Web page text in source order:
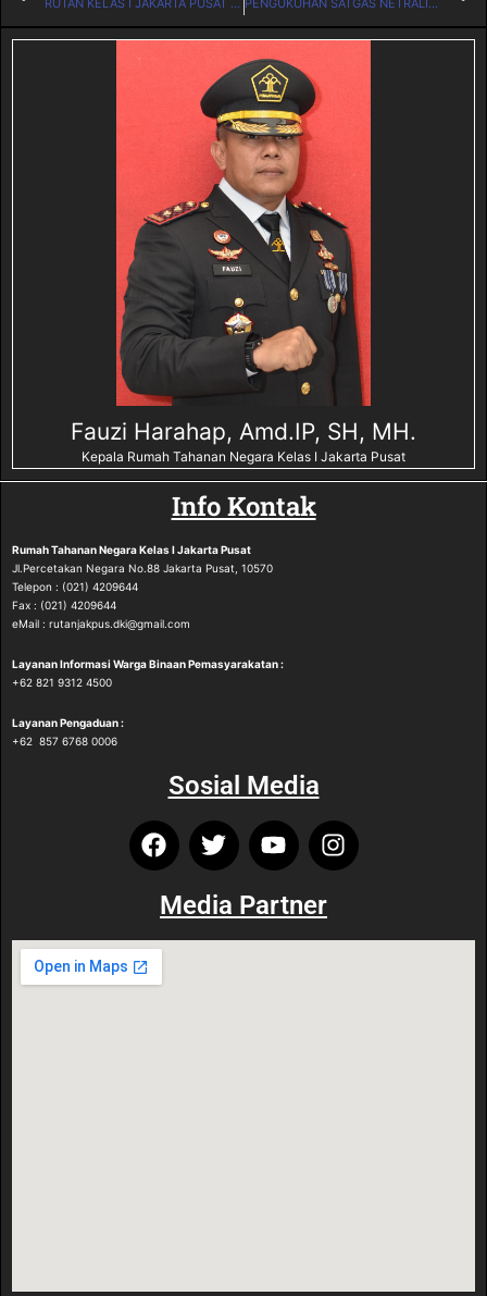
RUTAN KELAS I JAKARTA PUSAT MENGHADIRI PEMBUKAAN KEGIATAN REKONSILIASI DAN PEMUTAKHIRAN DATA LAPORAN KEUANGAN DAN BMN SEMESTER II TA 2023 PENGUKUHAN SATGAS NETRALITAS ASN DAN PPNPN DI LINGKUNGAN RUTAN KELAS I JAKARTA PUSAT
Fauzi Harahap, Amd.IP, SH, MH.
Kepala Rumah Tahanan Negara Kelas I Jakarta Pusat
Info Kontak
Rumah Tahanan NegaraKelas I Jakarta Pusat
Jl.Percetakan Negara No.88 Jakarta Pusat, 10570
Telepon : (021) 4209644
Fax : (021) 4209644
eMail : rutanjakpus.dki@gmail.com
Layanan Informasi Warga Binaan Pemasyarakatan :
‪+62 821 9312 4500‬
Layanan Pengaduan :
‪+62 857 6768 0006
Sosial Media
Media Partner